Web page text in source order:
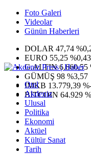
Foto Galeri
Videolar
Günün Haberleri
DOLAR 47,74
EURO 55,25 %0,43
G.ALTIN6.660,55
GÜMÜŞ 98 %3,57
IMKB 13.779,39
BITCOIN 64.929
Otel
Akdeniz
Ulusal
Politika
Ekonomi
Aktüel
Kültür Sanat
Tarih